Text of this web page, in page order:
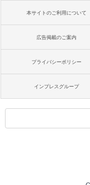
本サイトのご利用について
広告掲載のご案内
プライバシーポリシー
インプレスグループ